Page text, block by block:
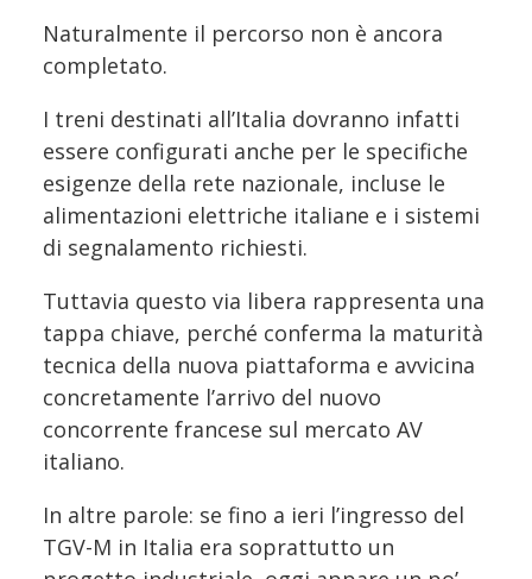
Naturalmente il percorso non è ancora
completato.
I treni destinati all’Italia dovranno infatti
essere configurati anche per le specifiche
esigenze della rete nazionale, incluse le
alimentazioni elettriche italiane e i sistemi
di segnalamento richiesti.
Tuttavia questo via libera rappresenta una
tappa chiave, perché conferma la maturità
tecnica della nuova piattaforma e avvicina
concretamente l’arrivo del nuovo
concorrente francese sul mercato AV
italiano.
In altre parole: se fino a ieri l’ingresso del
TGV-M in Italia era soprattutto un